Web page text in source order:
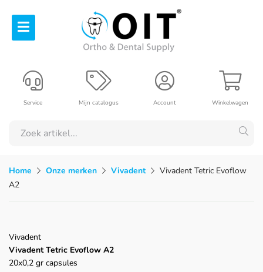
Winkelwagen
Account
Mijn catalogus
Service
Home Onze merken Vivadent
Vivadent Tetric Evoflow
A2
Vivadent
Vivadent Tetric Evoflow A2
20x0,2 gr capsules